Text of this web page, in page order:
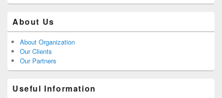
About Us
About Organization
Our Clients
Our Partners
Useful Information